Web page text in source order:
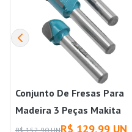
Conjunto De Fresas Para
Madeira 3 Peças Makita
R$ 152,90 UNR$ 129,99 UN